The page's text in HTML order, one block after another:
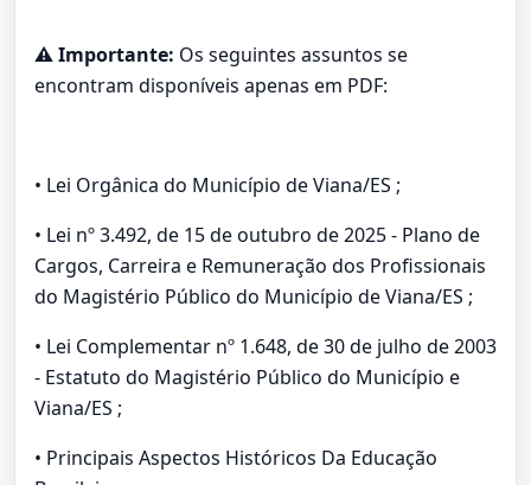
⚠️ Importante: Os seguintes assuntos se
encontram disponíveis apenas em PDF:
• Lei Orgânica do Município de Viana/ES ;
• Lei nº 3.492, de 15 de outubro de 2025 - Plano de
Cargos, Carreira e Remuneração dos Profissionais
do Magistério Público do Município de Viana/ES ;
• Lei Complementar nº 1.648, de 30 de julho de 2003
- Estatuto do Magistério Público do Município e
Viana/ES ;
• Principais Aspectos Históricos Da Educação